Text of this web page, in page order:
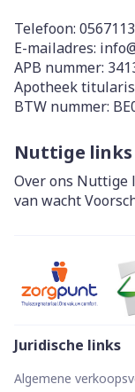
Telefoon:
E-mailadres:
APB nummer:
Apotheek
BTW nummer:
Nuttige links
Over ons Nuttige
van wacht
Juridische links
Algemene